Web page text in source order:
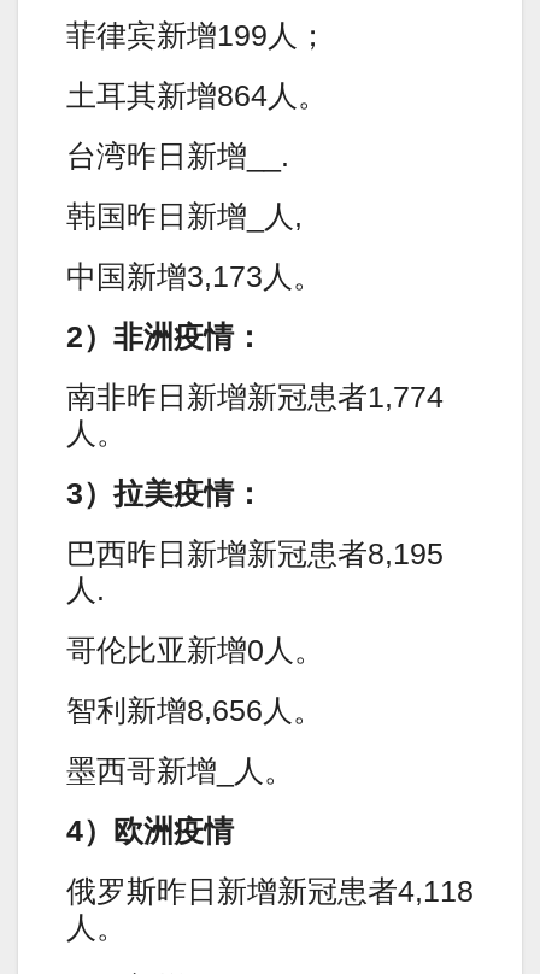
菲律宾新增199人；
土耳其新增864人。
台湾昨日新增__.
韩国昨日新增_人,
中国新增3,173人。
2）非洲疫情：
南非昨日新增新冠患者1,774
人。
3）拉美疫情：
巴西昨日新增新冠患者8,195
人.
哥伦比亚新增0人。
智利新增8,656人。
墨西哥新增_人。
4）欧洲疫情
俄罗斯昨日新增新冠患者4,118
人。